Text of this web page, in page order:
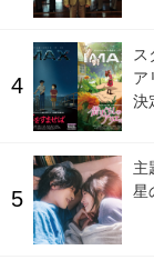
ス
ア
決
主
星